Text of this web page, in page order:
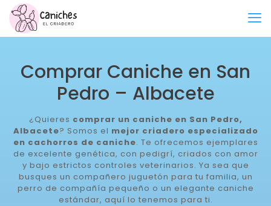
Comprar Caniche en San
Pedro – Albacete
¿Quieres comprar un caniche en San Pedro,
Albacete? Somos el mejor criadero especializado
en cachorros de caniche. Te ofrecemos ejemplares
de excelente genética, con pedigrí, criados con amor
y bajo estrictos controles veterinarios. Ya sea que
busques un compañero juguetón para tu familia, un
perro de compañía pequeño o un elegante caniche
estándar, aquí lo tenemos para ti.